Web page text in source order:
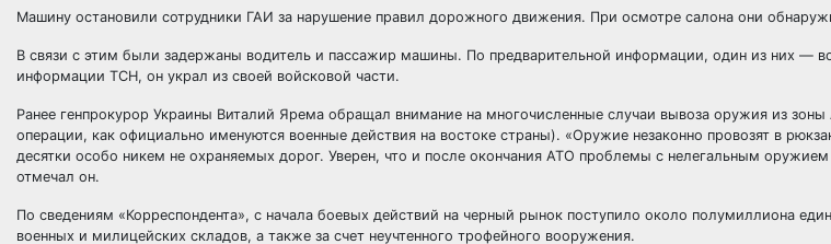
Машину остановили сотрудники ГАИ за нарушение правил дорожного движения. При осмотре салона они
В связи с этим были задержаны водитель и пассажир машины. По предварительной информации, один из них —
информации ТСН, он украл из своей войсковой части.
Ранее генпрокурор Украины Виталий Ярема обращал внимание на многочисленные случаи вывоза оружия из зоны
операции, как официально именуются военные действия на востоке страны). «Оружие незаконно провозят в
десятки особо никем не охраняемых дорог. Уверен, что и после окончания АТО проблемы с нелегальным
отмечал он.
По сведениям «Корреспондента», с начала боевых действий на черный рынок поступило около полумиллиона
военных и милицейских складов, а также за счет неучтенного трофейного вооружения.